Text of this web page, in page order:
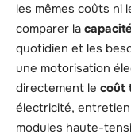
les mêmes coûts ni
comparer la
quotidien et les
une motorisation
directement le coût
électricité,
modules haute-